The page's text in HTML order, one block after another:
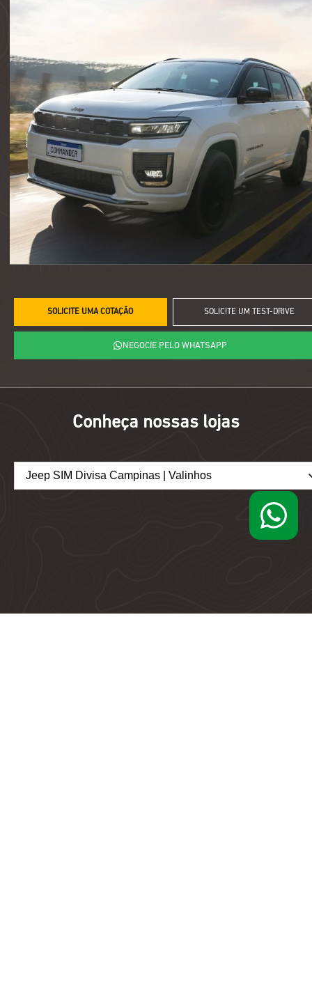
SOLICITE UMA COTAÇÃO SOLICITE UM TEST-DRIVE
NEGOCIE PELO WHATSAPP
Conheça nossas lojas